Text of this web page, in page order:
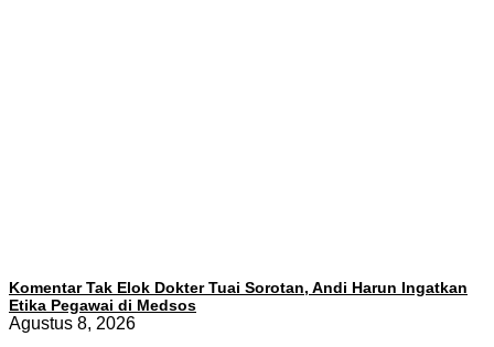
Komentar Tak Elok Dokter Tuai Sorotan, Andi Harun Ingatkan
Etika Pegawai di Medsos
Agustus 8, 2026